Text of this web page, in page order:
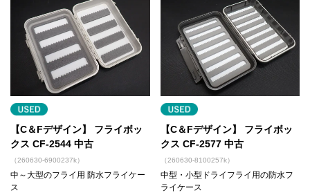
【C＆Fデザイン】 フライボッ
クス CF-2544 中古
（260630-6900237k）
中～大型のフライ用 防水フライケー
ス
【C＆Fデザイン】 フライボッ
クス CF-2577 中古
（260630-8100257k）
中型・小型ドライフライ用の防水フ
ライケース